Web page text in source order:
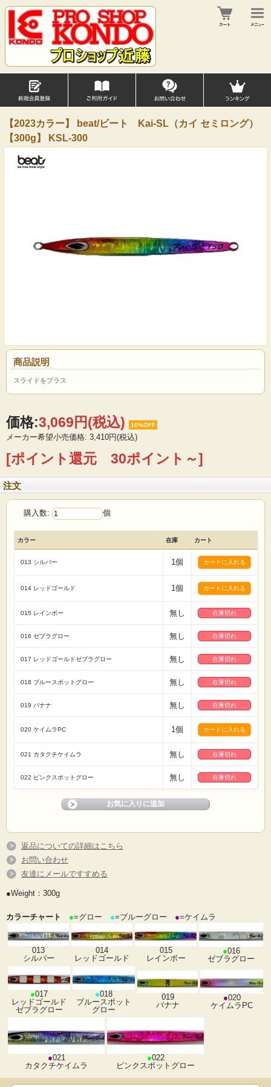
【2023カラー】 beat/ビート Kai-SL（カイ セミロング）
【300g】 KSL-300
商品説明
スライドをプラス
価格:3,069円(税込) 10%OFF
メーカー希望小売価格: 3,410円(税込)
[ポイント還元 30ポイント～]
注文
購入数: 個
カラー 在庫 カート
013 シルバー 1個
014 レッドゴールド 1個
015 レインボー 無し 在庫切れ
016 ゼブラグロー 無し 在庫切れ
017 レッドゴールドゼブラグロー 無し 在庫切れ
018 ブルースポットグロー 無し 在庫切れ
019 バナナ 無し 在庫切れ
020 ケイムラPC 1個
021 カタクチケイムラ 無し 在庫切れ
022 ピンクスポットグロー 無し 在庫切れ
返品についての詳細はこちら
お問い合わせ
友達にメールですすめる
●Weight：300g
カラーチャート ●=グロー ●=ブルーグロー ●=ケイムラ
013
シルバー
014
レッドゴールド
015
レインボー
●016
ゼブラグロー
●017
レッドゴールド
ゼブラグロー
●018
ブルースポット
グロー
019
バナナ
●020
ケイムラPC
●021
カタクチケイムラ
●022
ピンクスポットグロー